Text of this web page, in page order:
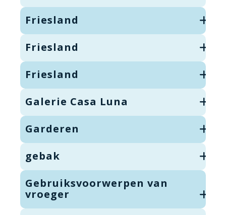
Friesland
Friesland
Friesland
Galerie Casa Luna
Garderen
gebak
Gebruiksvoorwerpen van
vroeger